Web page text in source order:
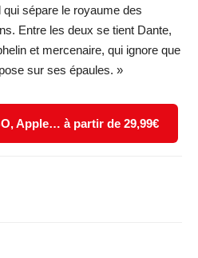
sépare le royaume des
Entre les deux se tient Dante,
et mercenaire, qui ignore que
sur ses épaules. »
Apple… à partir de 29,99€